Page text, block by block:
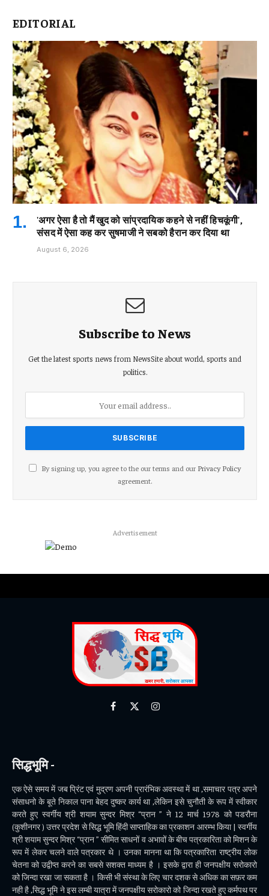
EDITORIAL
'अगर ऐसा है तो मैं खुद को सांप्रदायिक कहने से नहीं हिचकूंगी',
संसद में ऐसा कह कर सुषमाजी ने सबको हैरान कर दिया था
August 6, 2026
Subscribe to News
Get the latest sports news from NewsSite about world, sports and
politics.
By signing up, you agree to the our terms and our Privacy Policy
agreement.
Advertisement
Facebook
X
Instagram
सिद्धभूमि -
एक ऐसे समय में जब प्रिंट एवं मुद्रण अपनी प्रारंभिक अवस्था में था ,समाचार पत्र अपने
संसाधनो के बूते निकाल पाना बेहद दुष्कर कार्य था ,लेकिन इसे चुनौती के रूप में स्वीकार
करते हुए स्वर्गीय श्री शयाम सुन्दर मिश्र “प्रान ” ने 12 मार्च 1978 को पडरौना
(कुशीनगर ) उत्तर प्रदेश से सिद्ध भूमि हिंदी साप्ताहिक का प्रकाशन आरम्भ किया | स्वर्गीय
श्री शयाम सुन्दर मिश्र “प्रान ” सीमित साधनों व अभावों के बीच पत्रकारिता को मिशन के
रूप में लेकर चलने वाले पत्रकार थे । उनका मानना था कि पत्रकारिता राष्ट्रीय लोक
चेतना को उद्वीप्त करने का सबसे सशक्त माध्यम है । इसके द्वारा ही जनपक्षीय सरोकारो
को जिन्दा रखा जा सकता है । किसी भी संस्था के लिए चार दशक से अधिक का सफ़र कम
नही है ,सिद्ध भूमि ने इस लम्बी यात्रा में जनपक्षीय सरोकारो को जिन्दा रखते हुए कर्मपथ पर